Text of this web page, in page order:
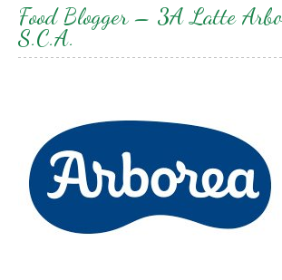
Food Blogger – 3A Latte
S.C.A.